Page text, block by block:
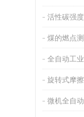
活性碳强
煤的燃点
全自动工
旋转式摩
微机全自